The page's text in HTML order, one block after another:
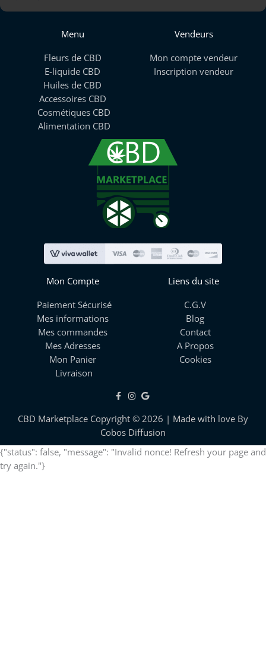
Menu
Fleurs de CBD
E-liquide CBD
Huiles de CBD
Accessoires CBD
Cosmétiques CBD
Alimentation CBD
Vendeurs
Mon compte vendeur
Inscription vendeur
Mon Compte
Paiement Sécurisé
Mes informations
Mes commandes
Mes Adresses
Mon Panier
Livraison
Liens du site
C.G.V
Blog
Contact
A Propos
Cookies
CBD Marketplace Copyright © 2026 | Made with love By
Cobos Diffusion
{"status": false, "message": "Invalid nonce! Refresh your page and
try again."}